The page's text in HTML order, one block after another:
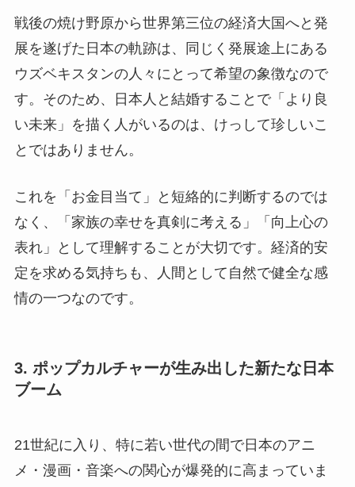
戦後の焼け野原から世界第三位の経済大国へと発
展を遂げた日本の軌跡は、同じく発展途上にある
ウズベキスタンの人々にとって希望の象徴なので
す。そのため、日本人と結婚することで「より良
い未来」を描く人がいるのは、けっして珍しいこ
とではありません。
これを「お金目当て」と短絡的に判断するのでは
なく、「家族の幸せを真剣に考える」「向上心の
表れ」として理解することが大切です。経済的安
定を求める気持ちも、人間として自然で健全な感
情の一つなのです。
3. ポップカルチャーが生み出した新たな日本
ブーム
21世紀に入り、特に若い世代の間で日本のアニ
メ・漫画・音楽への関心が爆発的に高まっていま